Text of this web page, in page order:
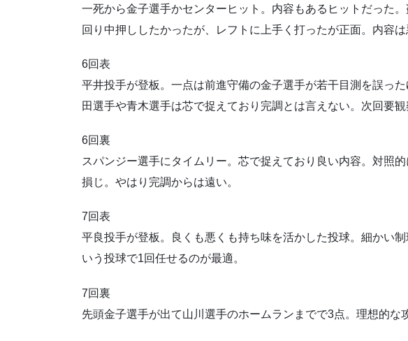
一死から金子選手かセンターヒット。内容もあるヒットだった
回り中押ししたかったが、レフトに上手く打ったが正面。内容は
6回表
平井投手が登板。一点は前進守備の金子選手が若干目測を誤っ
田選手や青木選手は芯で捉えており完調とは言えない。次回要観
6回裏
スパンジー選手にタイムリー。芯で捉えており良い内容。対照
損じ。やはり完調からは遠い。
7回表
平良投手が登板。良くも悪くも持ち味を活かした投球。細かい
いう投球で1回任せるのが最適。
7回裏
先頭金子選手が出て山川選手のホームランまでで3点。理想的な